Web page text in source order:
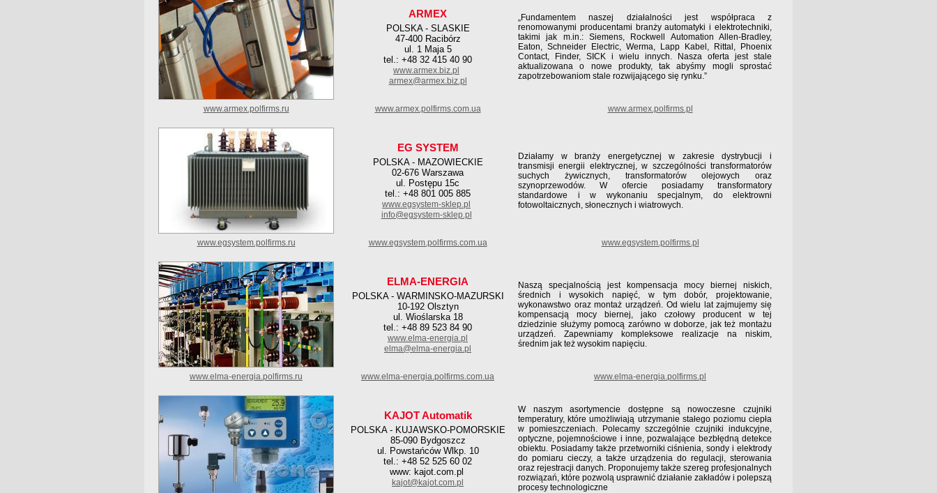
ARMEX
POLSKA - SLASKIE
47-400 Racibórz
ul. 1 Maja 5
tel.: +48 32 415 40 90
www.armex.biz.pl
armex@armex.biz.pl
„Fundamentem naszej działalności jest współpraca z
renomowanymi producentami branży automatyki i elektrotechniki,
takimi jak m.in.: Siemens, Rockwell Automation Allen-Bradley,
Eaton, Schneider Electric, Werma, Lapp Kabel, Rittal, Phoenix
Contact, Finder, SICK i wielu innych. Nasza oferta jest stale
aktualizowana o nowe produkty, tak abyśmy mogli sprostać
zapotrzebowaniom stale rozwijającego się rynku.”
www.armex.polfirms.ru www.armex.polfirms.com.ua www.armex.polfirms.pl
EG SYSTEM
POLSKA - MAZOWIECKIE
02-676 Warszawa
ul. Postępu 15c
tel.: +48 801 005 885
www.egsystem-sklep.pl
info@egsystem-sklep.pl
Działamy w branży energetycznej w zakresie dystrybucji i
transmisji energii elektrycznej, w szczególności transformatorów
suchych żywicznych, transformatorów olejowych oraz
szynoprzewodów. W ofercie posiadamy transformatory
standardowe i w wykonaniu specjalnym, do elektrowni
fotowoltaicznych, słonecznych i wiatrowych.
www.egsystem.polfirms.ru www.egsystem.polfirms.com.ua www.egsystem.polfirms.pl
ELMA-ENERGIA
POLSKA - WARMINSKO-MAZURSKI
10-192 Olsztyn
ul. Wioślarska 18
tel.: +48 89 523 84 90
www.elma-energia.p
elma@elma-energia.pl
Naszą specjalnością jest kompensacja mocy biernej niskich,
średnich i wysokich napięć, w tym dobór, projektowanie,
wykonawstwo oraz montaż urządzeń. Od wielu lat zajmujemy się
kompensacją mocy biernej, jako czołowy producent w tej
dziedzinie służymy pomocą zarówno w doborze, jak też montażu
urządzeń. Zapewniamy kompleksowe realizacje na niskim,
średnim jak też wysokim napięciu.
www.elma-energia.polfirms.ru www.elma-energia.polfirms.com.ua www.elma-energia.polfirms.pl
KAJOT Automatik
POLSKA - KUJAWSKO-POMORSKIE
85-090 Bydgoszcz
ul. Powstańców Wlkp. 10
tel.: +48 52 525 60 02
www: kajot.com.pl
kajot@kajot.com.pl
W naszym asortymencie dostępne są nowoczesne czujniki
temperatury, które umożliwiają utrzymanie stałego poziomu ciepła
w pomieszczeniach. Polecamy szczególnie czujniki indukcyjne,
optyczne, pojemnościowe i inne, pozwalające bezbłędną detekce
obiektu. Posiadamy także przetworniki ciśnienia, sondy i elektrody
do pomiaru cieczy, a także urządzenia do regulacji, sterowania
oraz rejestracji danych. Proponujemy także szereg profesjonalnych
rozwiązań, które pozwolą usprawnić działanie zakładów i polepszą
procesy technologiczne